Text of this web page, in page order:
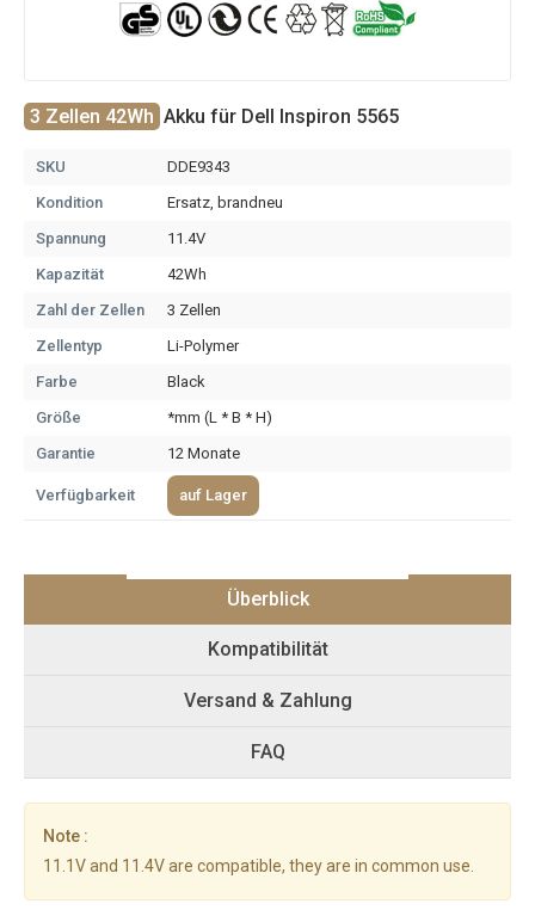
3 Zellen 42Wh Akku für Dell Inspiron 5565
SKU
DDE9343
Kondition
Ersatz, brandneu
Spannung
11.4V
Kapazität
42Wh
Zahl der Zellen
3 Zellen
Zellentyp
Li-Polymer
Farbe
Black
Größe
*mm (L * B * H)
Garantie
12 Monate
Verfügbarkeit auf Lager
Überblick
Kompatibilität
Versand & Zahlung
FAQ
Note :
11.1V and 11.4V are compatible, they are in common use.